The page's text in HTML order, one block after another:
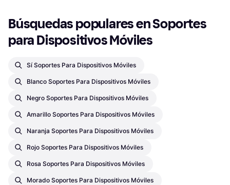
Búsquedas populares en Soportes
para Dispositivos Móviles
Sí Soportes Para Dispositivos Móviles
Blanco Soportes Para Dispositivos Móviles
Negro Soportes Para Dispositivos Móviles
Amarillo Soportes Para Dispositivos Móviles
Naranja Soportes Para Dispositivos Móviles
Rojo Soportes Para Dispositivos Móviles
Rosa Soportes Para Dispositivos Móviles
Morado Soportes Para Dispositivos Móviles